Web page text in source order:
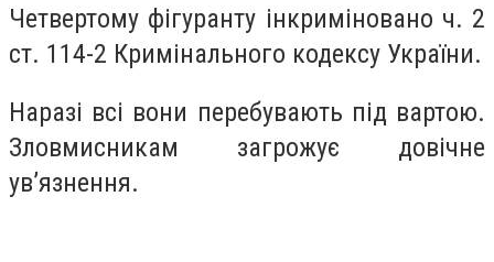
Четвертому фігуранту інкриміновано ч. 2
ст. 114-2 Кримінального кодексу України.
Наразі всі вони перебувають під вартою.
Зловмисникам загрожує довічне
ув’язнення.